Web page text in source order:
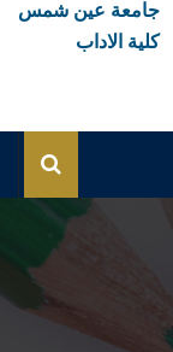
جامعة عين شمس
كلية الاداب